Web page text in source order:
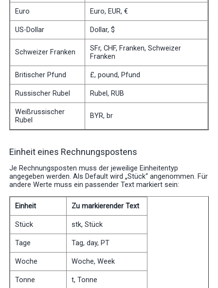
Euro Euro, EUR, €
US-Dollar Dollar, $
Schweizer Franken
SFr, CHF, Franken, Schweizer
Franken
Britischer Pfund £, pound, Pfund
Russischer Rubel Rubel, RUB
Weißrussischer
Rubel
BYR, br
Einheit eines Rechnungspostens
Je Rechnungsposten muss der jeweilige Einheitentyp
angegeben werden. Als Default wird „Stück“ angenommen. Für
andere Werte muss ein passender Text markiert sein:
Einheit Zu markierender Text
Stück stk, Stück
Tage Tag, day, PT
Woche Woche, Week
Tonne t, Tonne